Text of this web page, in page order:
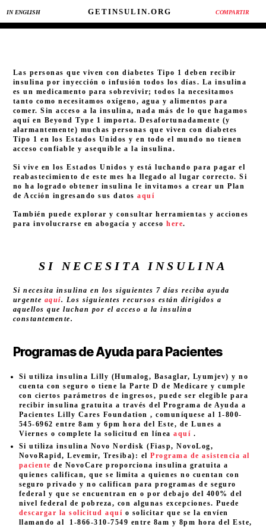
IN ENGLISH GETINSULIN.ORG COMPARTIR
Las personas que viven con diabetes Tipo 1 deben recibir
insulina por inyección o infusión todos los días. La insulina
es un medicamento para sobrevivir; todos la necesitamos
tanto como necesitamos oxígeno, agua y alimentos para
comer. Sin acceso a la insulina, nada más de lo que hagamos
aquí en Beyond Type 1 importa. Desafortunadamente (y
alarmantemente) muchas personas que viven con diabetes
Tipo 1 en los Estados Unidos y en todo el mundo no tienen
acceso confiable y asequible a la insulina.
Si vive en los Estados Unidos y está luchando para pagar el
reabastecimiento de este mes ha llegado al lugar correcto. Si
no ha logrado obtener insulina le invitamos a crear un Plan
de Acción ingresando sus datosaquí
También puede explorar y consultar herramientas y acciones
para involucrarse en abogacía y accesohere.
SI NECESITA INSULINA
Si necesita insulina en los siguientes 7 días reciba ayuda
urgente aquí. Los siguientes recursos están dirigidos a
aquellos que luchan por el acceso a la insulina
constantemente.
Programas de Ayuda para Pacientes
Si utiliza insulina Lilly (Humalog, Basaglar, Lyumjev) y no
cuenta con seguro o tiene la Parte D de Medicare y cumple
con ciertos parámetros de ingresos, puede ser elegible para
recibir insulina gratuita a través del Programa de Ayuda a
Pacientes Lilly Cares Foundation , comuníquese al 1-800-
545-6962 entre 8am y 6pm hora del Este, de Lunes a
Viernes o complete la solicitud en líneaaquí .
Si utiliza insulina Novo Nordisk (Fiasp, NovoLog,
NovoRapid, Levemir, Tresiba): elPrograma de asistencia al
paciente de NovoCare proporciona insulina gratuita a
quienes califican, que se limita a quienes no cuentan con
seguro privado y no califican para programas de seguro
federal y que se encuentran en o por debajo del 400% del
nivel federal de pobreza, con algunas excepciones. Puede
descargar la solicitud aquí o solicitar que se la envíen
llamando al 1-866-310-7549 entre 8am y 8pm hora del Este,